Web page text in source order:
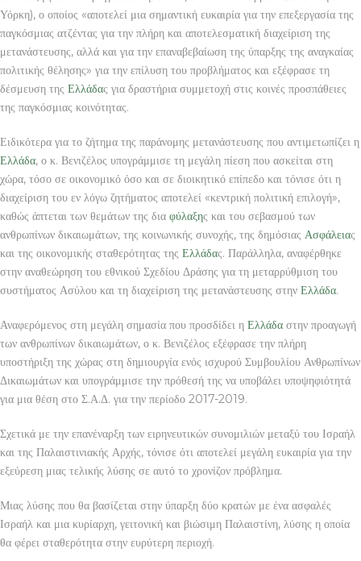
Υόρκη), ο οποίος «αποτελεί μια σημαντική ευκαιρία για την επεξεργασία της
παγκόσμιας ατζέντας για την πλήρη και αποτελεσματική διαχείριση της
μετανάστευσης, αλλά και για την επαναβεβαίωση της ύπαρξης της αναγκαίας
πολιτικής θέλησης» για την επίλυση του προβλήματος και εξέφρασε τη
δέσμευση της Ελλάδας για δραστήρια συμμετοχή στις κοινές προσπάθειες
της παγκόσμιας κοινότητας.
Ειδικότερα για το ζήτημα της παράνομης μετανάστευσης που αντιμετωπίζει η
Ελλάδα, ο κ. Βενιζέλος υπογράμμισε τη μεγάλη πίεση που ασκείται στη
χώρα, τόσο σε οικονομικό όσο και σε διοικητικό επίπεδο και τόνισε ότι η
διαχείριση του εν λόγω ζητήματος αποτελεί «κεντρική πολιτική επιλογή»,
καθώς άπτεται των θεμάτων της δια φύλαξης και του σεβασμού των
ανθρωπίνων δικαιωμάτων, της κοινωνικής συνοχής, της δημόσιας Ασφάλειας
και της οικονομικής σταθερότητας της Ελλάδας. Παράλληλα, αναφέρθηκε
στην αναθεώρηση του εθνικού Σχεδίου Δράσης για τη μεταρρύθμιση του
συστήματος Ασύλου και τη διαχείριση της μετανάστευσης στην Ελλάδα.
Αναφερόμενος στη μεγάλη σημασία που προσδίδει η Ελλάδα στην προαγωγή
των ανθρωπίνων δικαιωμάτων, ο κ. Βενιζέλος εξέφρασε την πλήρη
υποστήριξη της χώρας στη δημιουργία ενός ισχυρού Συμβουλίου Ανθρωπίνων
Δικαιωμάτων και υπογράμμισε την πρόθεσή της να υποβάλει υποψηφιότητά
για μια θέση στο Σ.Α.Δ. για την περίοδο 2017-2019.
Σχετικά με την επανέναρξη των ειρηνευτικών συνομιλιών μεταξύ του Ισραήλ
και της Παλαιστινιακής Αρχής, τόνισε ότι αποτελεί μεγάλη ευκαιρία για την
εξεύρεση μιας τελικής λύσης σε αυτό το χρονίζον πρόβλημα.
Μιας λύσης που θα βασίζεται στην ύπαρξη δύο κρατών με ένα ασφαλές
Ισραήλ και μια κυρίαρχη, γειτονική και βιώσιμη Παλαιστίνη, λύσης η οποία
θα φέρει σταθερότητα στην ευρύτερη περιοχή.